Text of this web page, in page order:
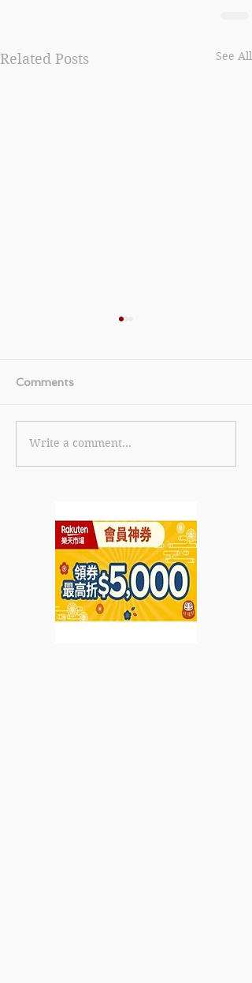
Related Posts See All
【美國運通白金卡優惠】
美國運通白金卡限時全新
贈 (優惠至2026年6月30
日)
Comments
Write a comment...